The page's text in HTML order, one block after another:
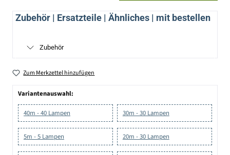
Zubehör | Ersatzteile | Ähnliches | mit bestellen
Zubehör
Zum Merkzettel hinzufügen
Variantenauswahl:
40m - 40 Lampen 30m - 30 Lampen
5m - 5 Lampen 20m - 30 Lampen